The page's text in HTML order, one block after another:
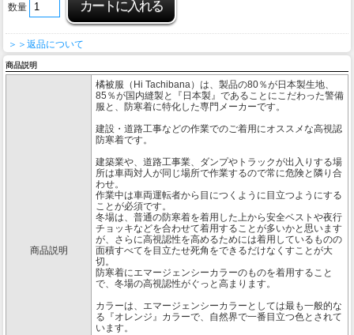
数量
＞＞返品について
商品説明
商品説明
橘被服（Hi Tachibana）は、製品の80％が日本製生地、
85％が国内縫製と『日本製』であることにこだわった警備
服と、防寒着に特化した専門メーカーです。
建設・道路工事などの作業でのご着用にオススメな高視認
防寒着です。
建築業や、道路工事業、ダンプやトラックが出入りする場
所は車両対人が同じ場所で作業するので常に危険と隣り合
わせ。
作業中は車両運転者から目につくように目立つようにする
ことが必須です。
冬場は、普通の防寒着を着用した上から安全ベストや夜行
チョッキなどを合わせて着用することが多いかと思います
が、さらに高視認性を高めるためには着用しているものの
面積すべてを目立たせ死角をできるだけなくすことが大
切。
防寒着にエマージェンシーカラーのものを着用すること
で、冬場の高視認性がぐっと高まります。
カラーは、エマージェンシーカラーとしては最も一般的な
る『オレンジ』カラーで、自然界で一番目立つ色とされて
います。